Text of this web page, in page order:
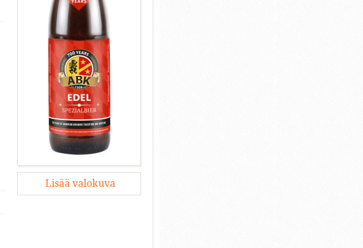
Lisää valokuva